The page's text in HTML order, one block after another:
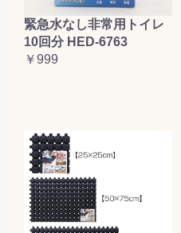
緊急水なし非常用トイレ
10回分 HED-6763
￥999